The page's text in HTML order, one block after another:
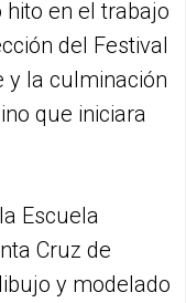
en el trabajo
del Festival
y la culminación
que iniciara
Escuela
Cruz de
y modelado